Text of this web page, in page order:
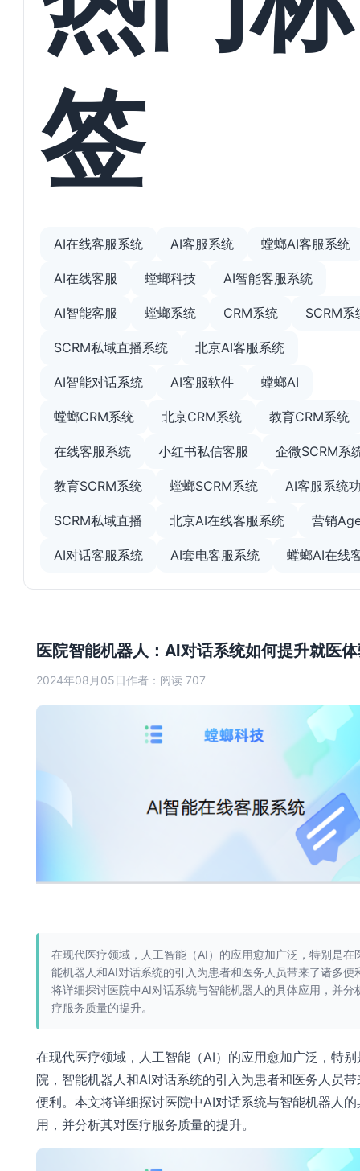
医院智能机器人：AI对话系统如何提升就医
2024年08月05日作者： 阅读 707
在现代医疗领域，人工智能（AI）的应用愈加广泛，特别是在
能机器人和AI对话系统的引入为患者和医务人员带来了诸多便
将详细探讨医院中AI对话系统与智能机器人的具体应用，并分
疗服务质量的提升。
在现代医疗领域，人工智能（AI）的应用愈加广泛，特别
院，智能机器人和AI对话系统的引入为患者和医务人员
便利。本文将详细探讨医院中AI对话系统与智能机器人的
用，并分析其对医疗服务质量的提升。
签
AI在线客服系统 AI客服系统 螳螂AI客服系统
AI在线客服 螳螂科技 AI智能客服系统
AI智能客服 螳螂系统 CRM系统 SCRM系
SCRM私域直播系统 北京AI客服系统
AI智能对话系统 AI客服软件 螳螂AI
螳螂CRM系统 北京CRM系统 教育CRM系统
在线客服系统 小红书私信客服 企微SCRM系
教育SCRM系统 螳螂SCRM系统 AI客服系统
SCRM私域直播 北京AI在线客服系统 营销
AI对话客服系统 AI套电客服系统 螳螂AI在线